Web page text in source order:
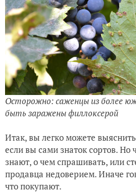
Осторожно: саженцы из более
быть заражены филлоксерой
Итак, вы легко можете
если вы сами знаток сортов. Но
знают, о чем спрашивать, или
продавца недоверием. Иначе
что покупают.